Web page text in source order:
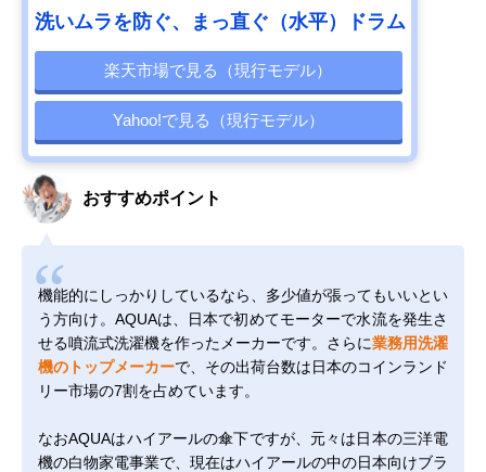
洗いムラを防ぐ、まっ直ぐ（水平）ドラム
楽天市場で見る（現行モデル）
Yahoo!で見る（現行モデル）
おすすめポイント
機能的にしっかりしているなら、多少値が張ってもいいとい
う方向け。AQUAは、日本で初めてモーターで水流を発生さ
せる噴流式洗濯機を作ったメーカーです。さらに業務用洗濯
機のトップメーカーで、その出荷台数は日本のコインランド
リー市場の7割を占めています。
なおAQUAはハイアールの傘下ですが、元々は日本の三洋電
機の白物家電事業で、現在はハイアールの中の日本向けブラ